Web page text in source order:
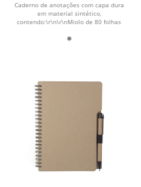
Caderno de anotações com capa dura
em material sintético,
contendo:\r\n\r\nMiolo de 80 folhas